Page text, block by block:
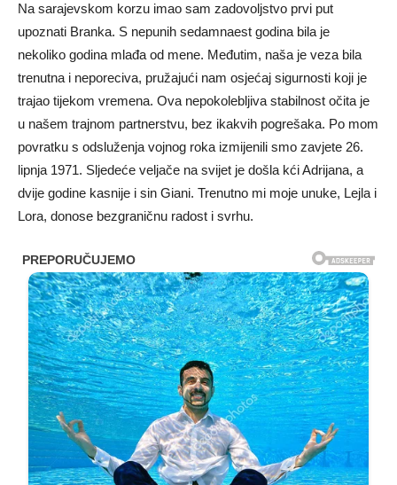
Na sarajevskom korzu imao sam zadovoljstvo prvi put
upoznati Branka. S nepunih sedamnaest godina bila je
nekoliko godina mlađa od mene. Međutim, naša je veza bila
trenutna i neporeciva, pružajući nam osjećaj sigurnosti koji je
trajao tijekom vremena. Ova nepokolebljiva stabilnost očita je
u našem trajnom partnerstvu, bez ikakvih pogrešaka. Po mom
povratku s odsluženja vojnog roka izmijenili smo zavjete 26.
lipnja 1971. Sljedeće veljače na svijet je došla kći Adrijana, a
dvije godine kasnije i sin Giani. Trenutno mi moje unuke, Lejla i
Lora, donose bezgraničnu radost i svrhu.